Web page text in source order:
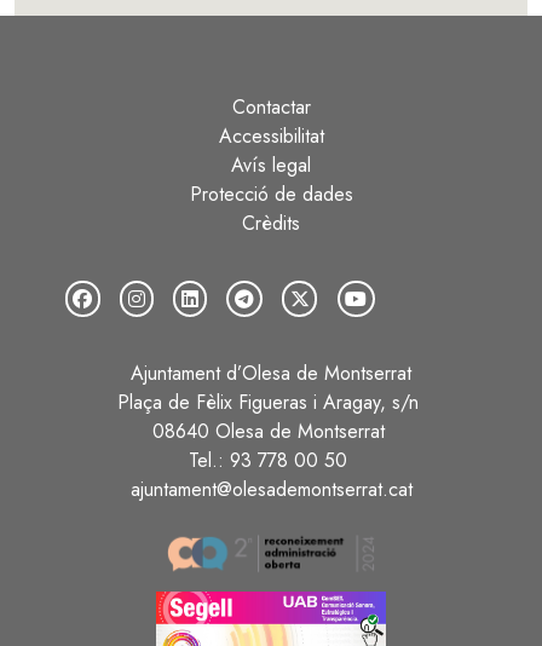
Contactar
Accessibilitat
Avís legal
Protecció de dades
Crèdits
Ajuntament d’Olesa de Montserrat
Plaça de Fèlix Figueras i Aragay, s/n
08640 Olesa de Montserrat
Tel.: 93 778 00 50
ajuntament@olesademontserrat.cat
Image
Image